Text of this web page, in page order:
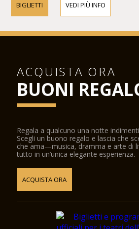
BIGLIETTI VEDI PIÙ INFO
ACQUISTA ORA
BUONI
Regala a qualcuno una notte
Scegli un buono regalo e lascia che
che ama—musica, dramma e arte di
tutto in un’unica elegante esperienza.
ACQUISTA ORA